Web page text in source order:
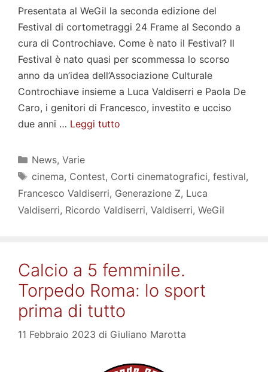
Presentata al WeGil la seconda edizione del
Festival di cortometraggi 24 Frame al Secondo a
cura di Controchiave. Come è nato il Festival? Il
Festival è nato quasi per scommessa lo scorso
anno da un’idea dell’Associazione Culturale
Controchiave insieme a Luca Valdiserri e Paola De
Caro, i genitori di Francesco, investito e ucciso
due anni … Leggi tutto
Categorie
News, Varie
Tag
cinema, Contest, Corti cinematografici, festival,
Francesco Valdiserri, Generazione Z, Luca
Valdiserri, Ricordo Valdiserri, Valdiserri, WeGil
Calcio a 5 femminile.
Torpedo Roma: lo sport
prima di tutto
11 Febbraio 2023 di Giuliano Marotta